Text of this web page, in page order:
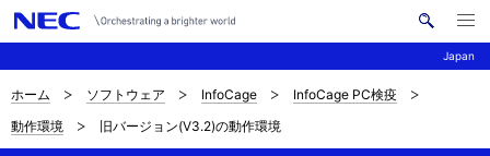
Japan
イ
メ
ニ
ュ
ナ
ビ
サ
イ
ホーム ソフトウェア InfoCage
InfoCage PC検疫
動作環境
旧バージョン(V3.2)の動作環境